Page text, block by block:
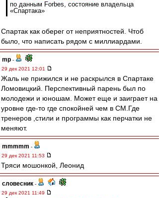
по данным Forbes, состояние владельца
«Спартака»
Спартак как оберег от неприятностей. Чтоб
было, что написать рядом с миллиардами.
mp -
29 дек 2021 12:01
Жаль не прижился и не раскрылся в Спартаке
Ломовицкий. Перспективный парень был по
молодежи и юношам. Может еще и заиграет на
уровне где-то где спокойней чем в СМ.Где
тренеров ,стили и программы как перчатки не
меняют.
mmmmm -
29 дек 2021 11:53
Тряси мошонкой, Леонид
словесник -
29 дек 2021 11:49